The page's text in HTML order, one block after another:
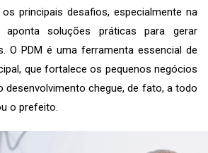
principais desafios, especialmente na
aponta soluções práticas para gerar
O PDM é uma ferramenta essencial de
que fortalece os pequenos negócios
desenvolvimento chegue, de fato, a todo
o prefeito.